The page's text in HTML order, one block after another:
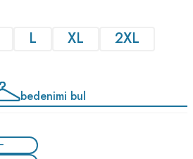
L XL
2XL
bedenimi bul